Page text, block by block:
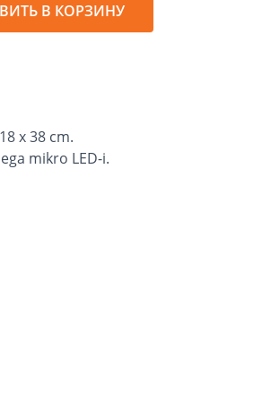
В КОРЗИНУ
x 38 cm.
mikro LED-i.